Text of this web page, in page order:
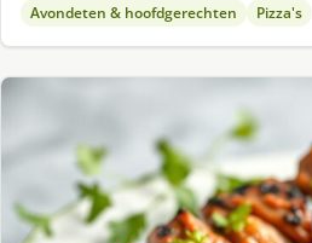
Avondeten & hoofdgerechten Pizza's